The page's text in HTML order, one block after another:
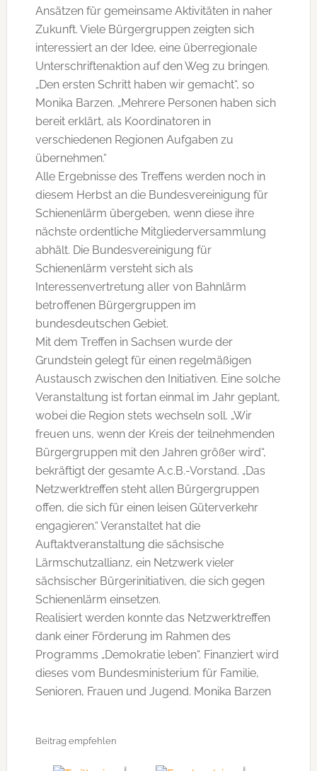
Ansätzen für gemeinsame Aktivitäten in naher
Zukunft. Viele Bürgergruppen zeigten sich
interessiert an der Idee, eine überregionale
Unterschriftenaktion auf den Weg zu bringen.
„Den ersten Schritt haben wir gemacht“, so
Monika Barzen. „Mehrere Personen haben sich
bereit erklärt, als Koordinatoren in
verschiedenen Regionen Aufgaben zu
übernehmen.“
Alle Ergebnisse des Treffens werden noch in
diesem Herbst an die Bundesvereinigung für
Schienenlärm übergeben, wenn diese ihre
nächste ordentliche Mitgliederversammlung
abhält. Die Bundesvereinigung für
Schienenlärm versteht sich als
Interessenvertretung aller von Bahnlärm
betroffenen Bürgergruppen im
bundesdeutschen Gebiet.
Mit dem Treffen in Sachsen wurde der
Grundstein gelegt für einen regelmäßigen
Austausch zwischen den Initiativen. Eine solche
Veranstaltung ist fortan einmal im Jahr geplant,
wobei die Region stets wechseln soll. „Wir
freuen uns, wenn der Kreis der teilnehmenden
Bürgergruppen mit den Jahren größer wird“,
bekräftigt der gesamte A.c.B.-Vorstand. „Das
Netzwerktreffen steht allen Bürgergruppen
offen, die sich für einen leisen Güterverkehr
engagieren.“ Veranstaltet hat die
Auftaktveranstaltung die sächsische
Lärmschutzallianz, ein Netzwerk vieler
sächsischer Bürgerinitiativen, die sich gegen
Schienenlärm einsetzen.
Realisiert werden konnte das Netzwerktreffen
dank einer Förderung im Rahmen des
Programms „Demokratie leben“. Finanziert wird
dieses vom Bundesministerium für Familie,
Senioren, Frauen und Jugend. Monika Barzen
Beitrag empfehlen